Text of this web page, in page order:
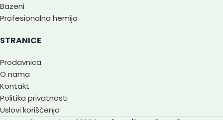
Bazeni
Profesionalna hemija
STRANICE
Prodavnica
O nama
Kontakt
Politika privatnosti
Uslovi korišćenja